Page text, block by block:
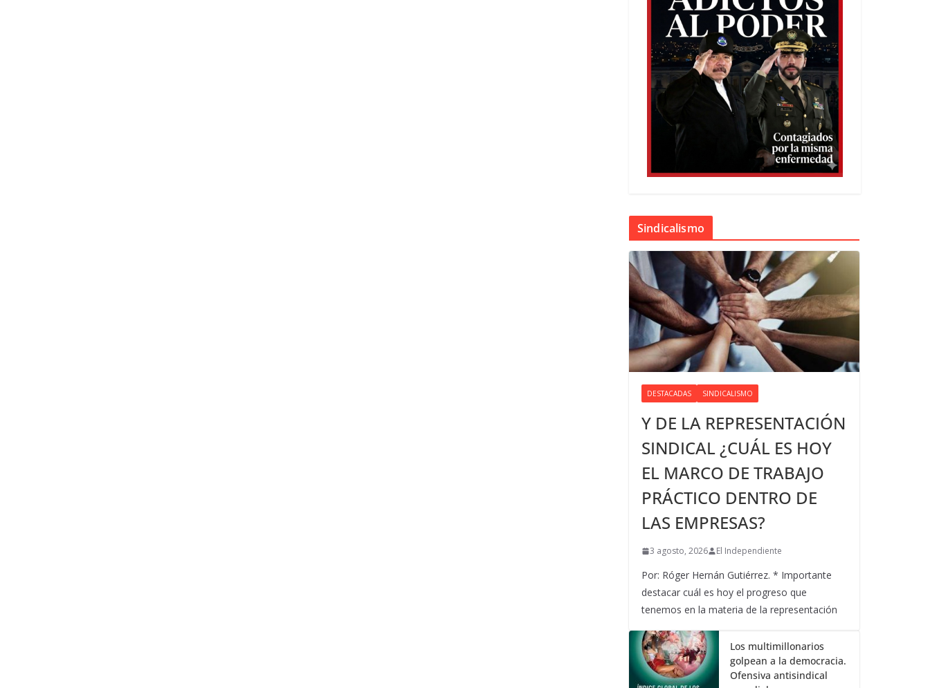
Sindicalismo
DESTACADAS SINDICALISMO
Y DE LA REPRESENTACIÓN
SINDICAL ¿CUÁL ES HOY
EL MARCO DE TRABAJO
PRÁCTICO DENTRO DE
LAS EMPRESAS?
3 agosto, 2026 El Independiente
Por: Róger Hernán Gutiérrez. * Importante
destacar cuál es hoy el progreso que
tenemos en la materia de la representación
Los multimillonarios
golpean a la democracia.
Ofensiva antisindical